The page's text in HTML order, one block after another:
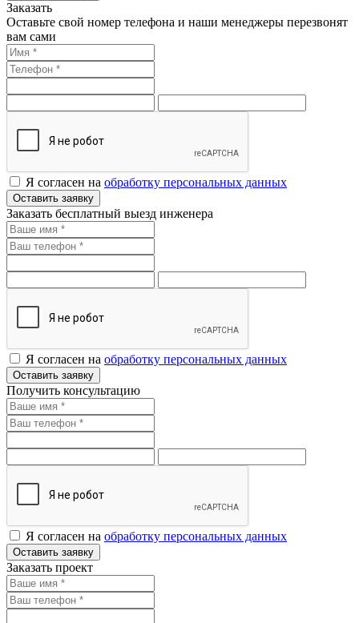
Заказать
Оставьте свой номер телефона и наши менеджеры перезвонят
вам сами
Я согласен на обработку персональных данных
Оставить заявку
Заказать бесплатный выезд инженера
Я согласен на обработку персональных данных
Оставить заявку
Получить консультацию
Я согласен на обработку персональных данных
Оставить заявку
Заказать проект